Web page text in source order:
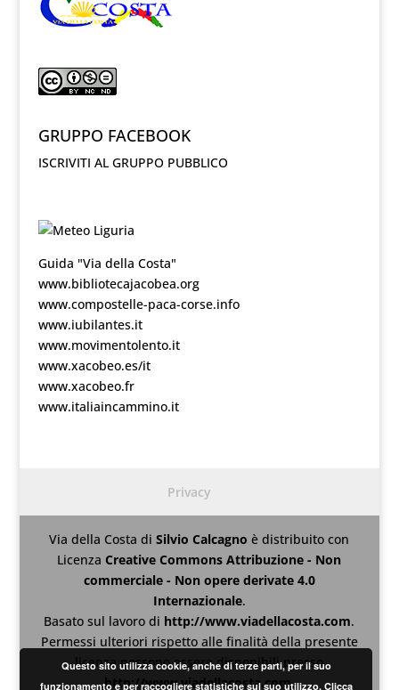
GRUPPO FACEBOOK
ISCRIVITI AL GRUPPO PUBBLICO
Guida "Via della Costa"
www.bibliotecajacobea.org
www.compostelle-paca-corse.info
www.iubilantes.it
www.movimentolento.it
www.xacobeo.es/it
www.xacobeo.fr
www.italiaincammino.it
Privacy
Via della Costa diSilvio Calcagnoè distribuito con
LicenzaCreative Commons Attribuzione - Non
commerciale - Non opere derivate 4.0
Internazionale.
Basato sul lavoro di http://www.viadellacosta.com.
Permessi ulteriori rispetto alle finalità della presente
licenza possono essere disponibili presso
http://www.viadellacosta.com.
Questo sito utilizza cookie, anche di terze parti, per il suo
funzionamento e per raccogliere statistiche sul suo utilizzo. Clicca